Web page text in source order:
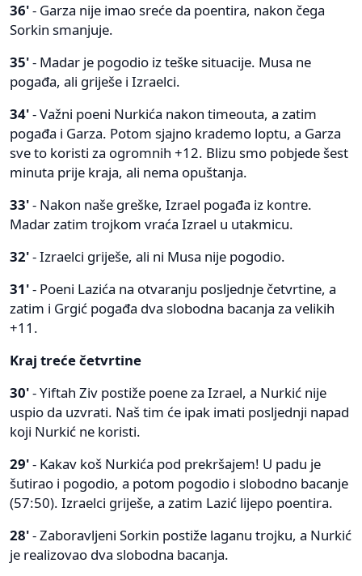
36'- Garza nije imao sreće da poentira, nakon čega
Sorkin smanjuje.
35'- Madar je pogodio iz teške situacije. Musa ne
pogađa, ali griješe i Izraelci.
34'- Važni poeni Nurkića nakon timeouta, a zatim
pogađa i Garza. Potom sjajno krademo loptu, a Garza
sve to koristi za ogromnih +12. Blizu smo pobjede šest
minuta prije kraja, ali nema opuštanja.
33'- Nakon naše greške, Izrael pogađa iz kontre.
Madar zatim trojkom vraća Izrael u utakmicu.
32'- Izraelci griješe, ali ni Musa nije pogodio.
31'- Poeni Lazića na otvaranju posljednje četvrtine, a
zatim i Grgić pogađa dva slobodna bacanja za velikih
+11.
Kraj treće četvrtine
30'- Yiftah Ziv postiže poene za Izrael, a Nurkić nije
uspio da uzvrati. Naš tim će ipak imati posljednji napad
koji Nurkić ne koristi.
29'- Kakav koš Nurkića pod prekršajem! U padu je
šutirao i pogodio, a potom pogodio i slobodno bacanje
(57:50). Izraelci griješe, a zatim Lazić lijepo poentira.
28'- Zaboravljeni Sorkin postiže laganu trojku, a Nurkić
je realizovao dva slobodna bacanja.